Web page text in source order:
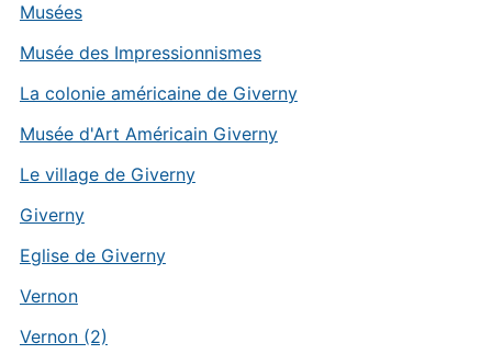
Musées
Musée des Impressionnismes
La colonie américaine de Giverny
Musée d'Art Américain Giverny
Le village de Giverny
Giverny
Eglise de Giverny
Vernon
Vernon (2)